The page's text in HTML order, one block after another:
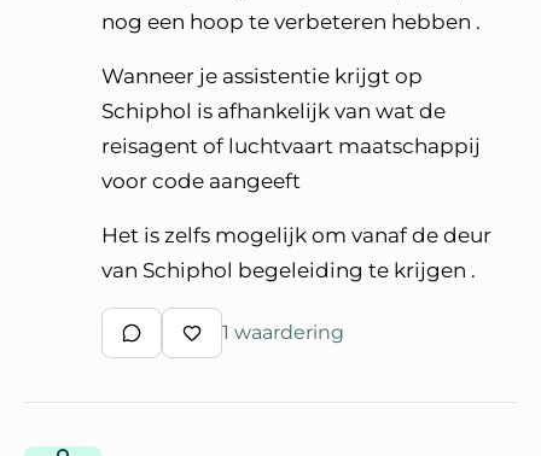
nog een hoop te verbeteren hebben .
Wanneer je assistentie krijgt op
Schiphol is afhankelijk van wat de
reisagent of luchtvaart maatschappij
voor code aangeeft
Het is zelfs mogelijk om vanaf de deur
van Schiphol begeleiding te krijgen .
Schrijf een reactie
Waardeer reactie
1 waardering